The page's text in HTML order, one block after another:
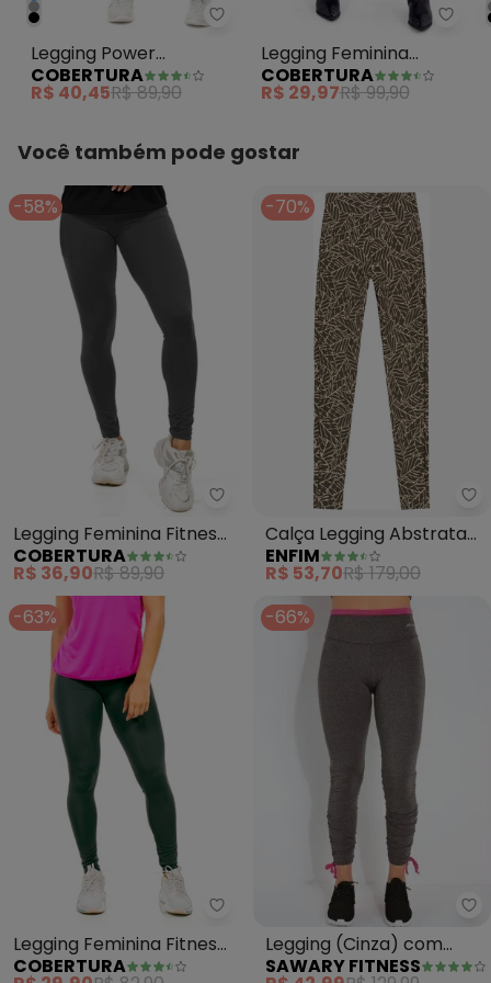
Cobertura - Legging Power
Legging Power
Feminina Cinza
COBERTURA
R$ 40,45R$ 89,90
Legging Feminina
Suplex Power Feminino
Cinza
COBERTURA
R$ 29,97R$ 99,90
Você também pode gostar
-58%
Cobertura - Legging Feminina
Legging Feminina Fitness
(Cinza)
COBERTURA
R$ 36,90R$ 89,90
-70%
Calça Legging Abstrata
Dry Active (Taupe)
ENFIM
R$ 53,70R$ 179,00
-63%
Cobertura - Legging Feminina
Legging Feminina Fitness
(Cinza)
COBERTURA
-66%
Legging (Cinza) com
Franzidos Sawary Fitness
SAWARY FITNESS